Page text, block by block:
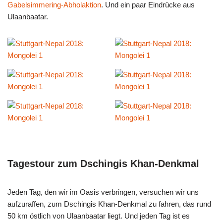
Gabelsimmering-Abholaktion. Und ein paar Eindrücke aus
Ulaanbaatar.
Tagestour zum Dschingis Khan-Denkmal
Jeden Tag, den wir im Oasis verbringen, versuchen wir uns
aufzuraffen, zum Dschingis Khan-Denkmal zu fahren, das rund
50 km östlich von Ulaanbaatar liegt. Und jeden Tag ist es